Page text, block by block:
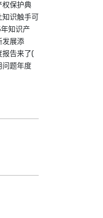
权保护典
识触手可
知识产
发展添
报告来了(
问题年度